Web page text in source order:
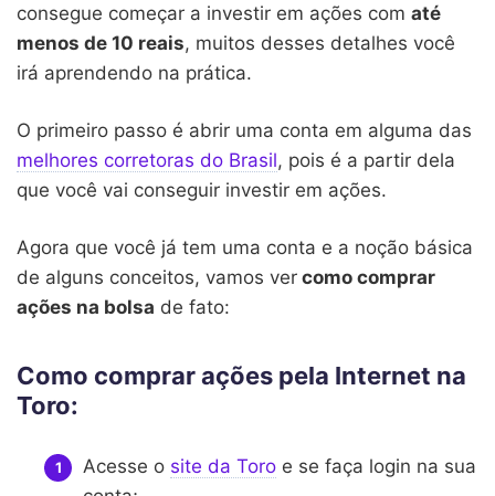
consegue começar a investir em ações com até
menos de 10 reais, muitos desses detalhes você
irá aprendendo na prática.
O primeiro passo é abrir uma conta em alguma das
melhores corretoras do Brasil, pois é a partir dela
que você vai conseguir investir em ações.
Agora que você já tem uma conta e a noção básica
de alguns conceitos, vamos ver como comprar
ações na bolsa de fato:
Como comprar ações pela Internet na
Toro:
Acesse o site da Toro e se faça login na sua